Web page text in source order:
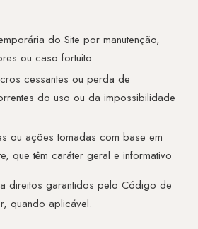
do Site por manutenção,
ou caso fortuito
cessantes ou perda de
do uso ou da impossibilidade
ou ações tomadas com base em
que têm caráter geral e informativo
direitos garantidos pelo Código de
quando aplicável.